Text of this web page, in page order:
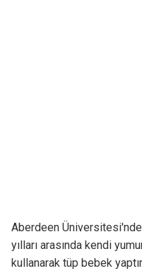
Aberdeen
yılları arasında kendi
kullanarak tüp bebek